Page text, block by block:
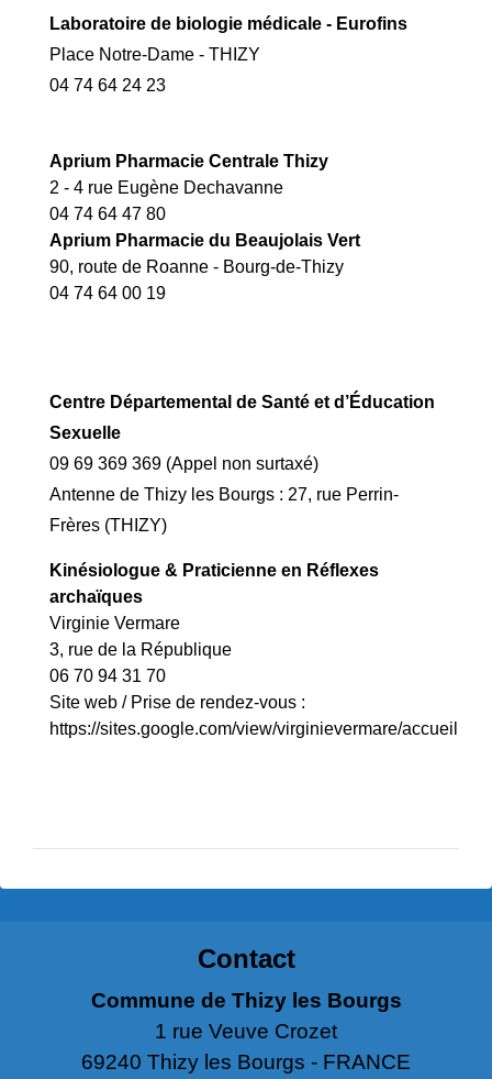
Laboratoire de biologie médicale - Eurofins
Place Notre-Dame - THIZY
04 74 64 24 23
Aprium Pharmacie Centrale Thizy
2 - 4 rue Eugène Dechavanne
04 74 64 47 80
Aprium Pharmacie du Beaujolais Vert
90, route de Roanne - Bourg-de-Thizy
04 74 64 00 19
Centre Départemental de Santé et d’Éducation
Sexuelle
09 69 369 369 (Appel non surtaxé)
Antenne de Thizy les Bourgs : 27, rue Perrin-
Frères (THIZY)
Kinésiologue & Praticienne en Réflexes
archaïques
Virginie Vermare
3, rue de la République
06 70 94 31 70
Site web / Prise de rendez-vous :
https://sites.google.com/view/virginievermare/accueil
Contact
Commune de Thizy les Bourgs
1 rue Veuve Crozet
69240 Thizy les Bourgs - FRANCE